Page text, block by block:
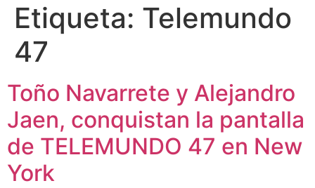
Etiqueta: Telemundo
47
Toño Navarrete y Alejandro
Jaen, conquistan la pantalla
de TELEMUNDO 47 en New
York